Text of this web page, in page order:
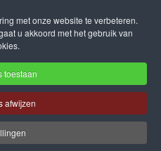
met onze website te verbeteren.
u akkoord met het gebruik van
toestaan
afwijzen